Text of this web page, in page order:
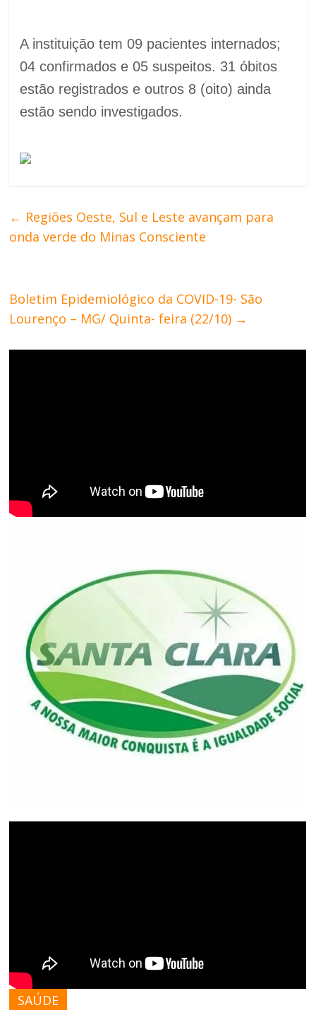
A instituição tem 09 pacientes internados;
04 confirmados e 05 suspeitos. 31 óbitos
estão registrados e outros 8 (oito) ainda
estão sendo investigados.
← Regiões Oeste, Sul e Leste avançam para
onda verde do Minas Consciente
Boletim Epidemiológico da COVID-19- São
Lourenço – MG/ Quinta- feira (22/10) →
SAÚDE